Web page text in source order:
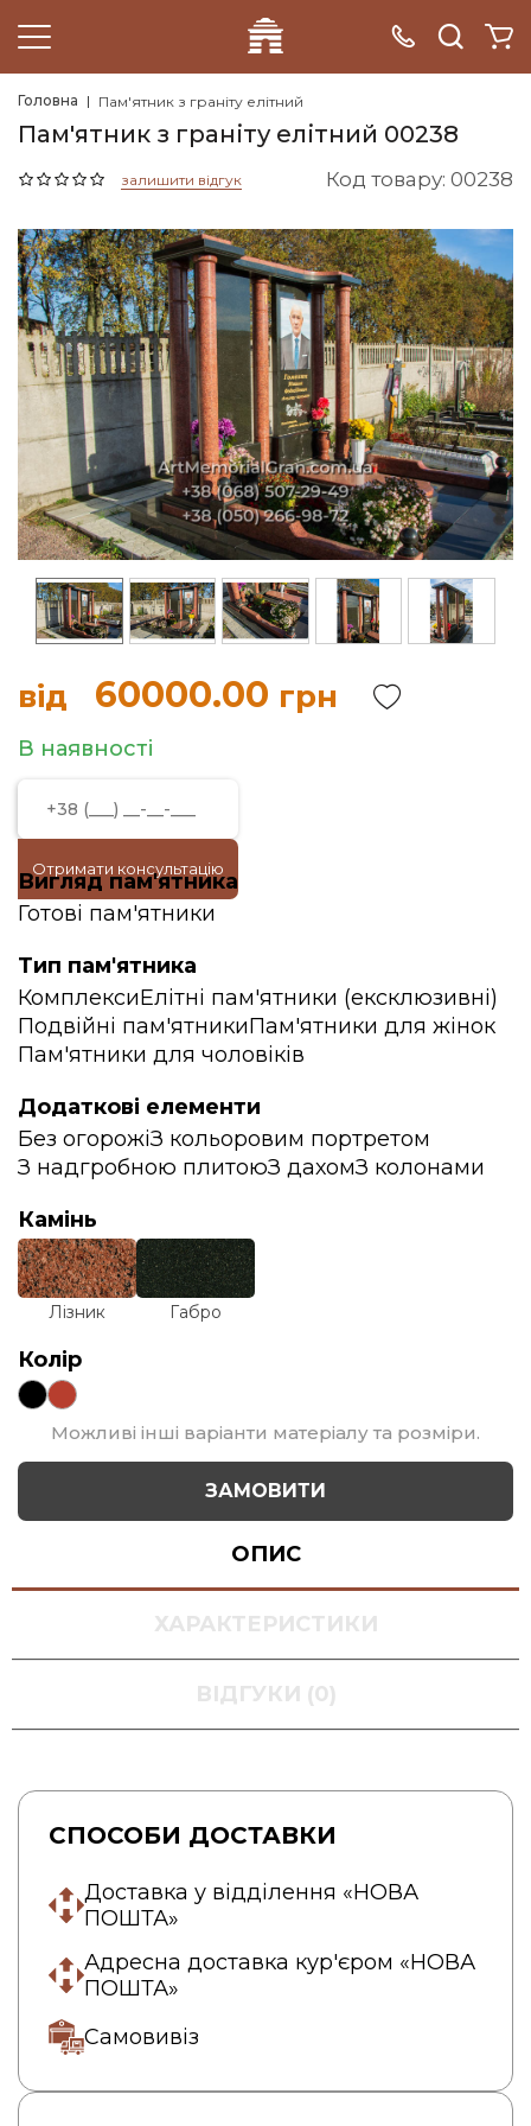
Головна Пам'ятник з граніту елітний
Пам'ятник з граніту елітний 00238
залишити відгук Код товару: 00238
від 60000.00 грн
В наявності
Отримати консультацію
Вигляд пам'ятника
Готові пам'ятники
Тип пам'ятника
КомплексиЕлітні пам'ятники (ексклюзивні)
Подвійні пам'ятникиПам'ятники для жінок
Пам'ятники для чоловіків
Додаткові елементи
Без огорожіЗ кольоровим портретом
З надгробною плитоюЗ дахомЗ колонами
Камінь
Лізник Габро
Колір
Можливі інші варіанти матеріалу та розміри.
ЗАМОВИТИ
ОПИС
ХАРАКТЕРИСТИКИ
ВІДГУКИ (0)
СПОСОБИ ДОСТАВКИ
Доставка у відділення «НОВА
ПОШТА»
Адресна доставка кур'єром «НОВА
ПОШТА»
Самовивіз